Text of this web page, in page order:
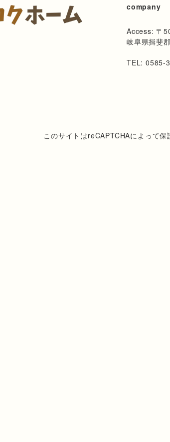
company
Access: 〒
岐阜県揖斐
TEL: 0585-
このサイトはreCAPTCHAによって